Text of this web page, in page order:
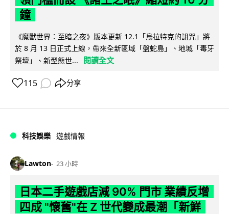
鐘
《魔獸世界：至暗之夜》版本更新 12.1「烏拉特克的詛咒」將
於 8 月 13 日正式上線，帶來全新區域「盤蛇島」、地城「毒牙
祭壇」、新型態世...
閱讀全文
115 分享
科技娛樂 遊戲情報
Lawton 23 小時
日本二手遊戲店減 90% 門市 業績反增
四成 "懷舊"在 Z 世代變成最潮「新鮮